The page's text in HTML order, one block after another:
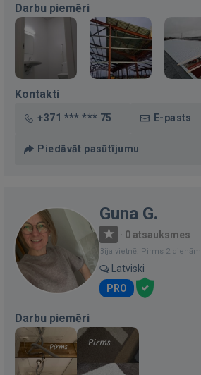
Darbu piemēri
Kontakti
+371 *** *** 75 E-pasts
Piedāvāt pasūtījumu
Guna G.
· 0 atsauksmes
Bija vietnē: Pirms 2 dienām
Latviski
PRO
Darbu piemēri